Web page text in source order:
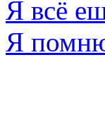
Я всё
Я